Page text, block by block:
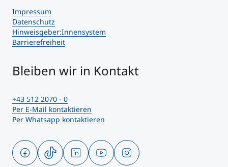
Impressum
Datenschutz
Hinweisgeber:Innensystem
Barrierefreiheit
Bleiben wir in Kontakt
+43 512 2070 - 0
Per E-Mail kontaktieren
Per Whatsapp kontaktieren